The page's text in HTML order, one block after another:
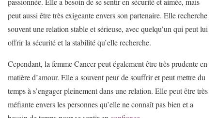
peut aussi être très exigeante envers son partenaire. Elle recherche
souvent une relation stable et sérieuse, avec quelqu’un qui peut lui
offrir la sécurité et la stabilité qu’elle recherche.
Cependant, la femme Cancer peut également être très prudente en
matière d’amour. Elle a souvent peur de souffrir et peut mettre du
temps à s’engager pleinement dans une relation. Elle peut être très
méfiante envers les personnes qu’elle ne connaît pas bien et a